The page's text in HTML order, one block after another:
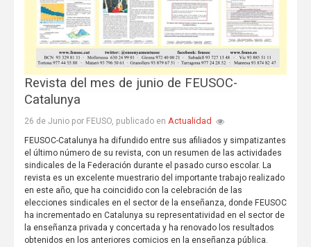
Revista del mes de junio de FEUSOC-
Catalunya
26 de Junio por FEUSO, publicado en Actualidad
FEUSOC-Catalunya ha difundido entre sus afiliados y simpatizantes
el último número de su revista, con un resumen de las actividades
sindicales de la Federación durante el pasado curso escolar. La
revista es un excelente muestrario del importante trabajo realizado
en este año, que ha coincidido con la celebración de las
elecciones sindicales en el sector de la enseñanza, donde FEUSOC
ha incrementado en Catalunya su representatividad en el sector de
la enseñanza privada y concertada y ha renovado los resultados
obtenidos en los anteriores comicios en la enseñanza pública.